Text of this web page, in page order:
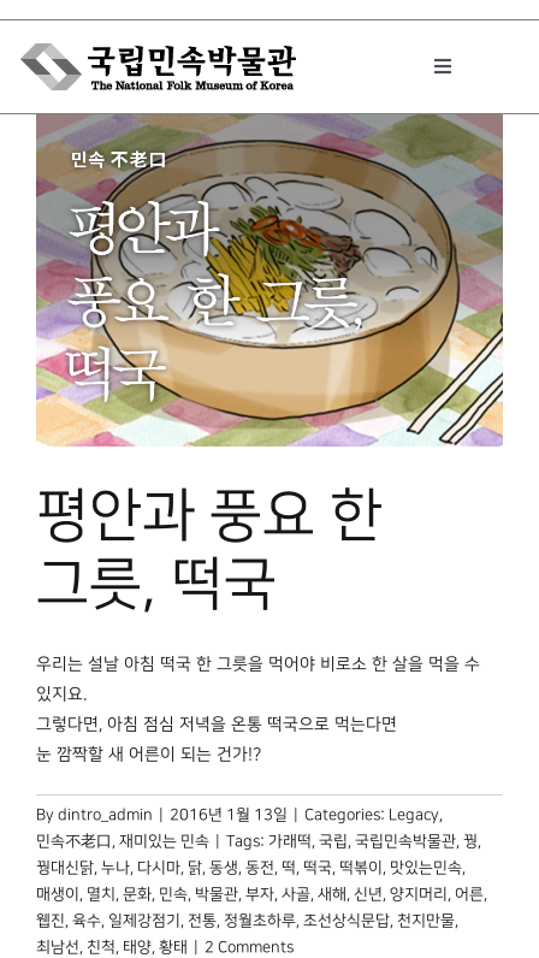
Skip
content
Toggle
박물관에서는
민속이야기
민속 인사이드
원문보기 PDF
평안과 풍요 한
그릇, 떡국
우리는 설날 아침 떡국 한 그릇을 먹어야 비로소 한 살을 먹을 수
있지요.
그렇다면, 아침 점심 저녁을 온통 떡국으로 먹는다면
눈 깜짝할 새 어른이 되는 건가!?
By dintro_admin 2016년 1월 13일 Categories: Legacy,
민속不老口 , 재미있는 민속 Tags: 가래떡, 국립, 국립민속박물관, 꿩,
꿩대신닭, 누나, 다시마, 닭, 동생, 동전, 떡, 떡국, 떡볶이 , 맛있는민속,
매생이 , 멸치 , 문화, 민속, 박물관, 부자, 사골, 새해 , 신년, 양지머리 , 어른,
웹진, 육수, 일제강점기 , 전통, 정월초하루, 조선상식문답, 천지만물,
최남선, 친척, 태양, 황태
2 Comments